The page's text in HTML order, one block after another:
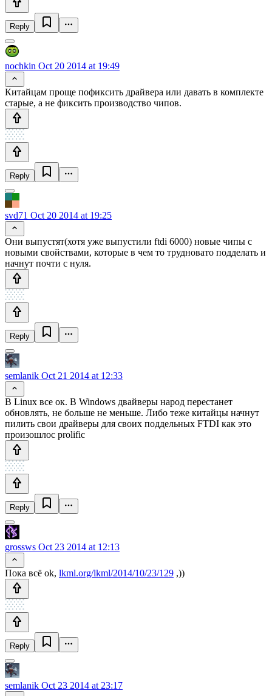
Reply
nochkin Oct 20 2014 at 19:49
Китайцам проще пофиксить драйвера или давать в комплекте
старые, а не фиксить производство чипов.
Reply
svd71 Oct 20 2014 at 19:25
Они выпустят(хотя уже выпустили ftdi 6000) новые чипы с
новыми свойствами, которые в чем то трудновато подделать и
начнут почти с нуля.
Reply
semlanik Oct 21 2014 at 12:33
В Linux все ок. В Windows двайверы народ перестанет
обновлять, не больше не меньше. Либо теже китайцы начнут
пилить свои драйверы для своих поддельных FTDI как это
произошлос prolific
Reply
grossws Oct 23 2014 at 12:13
Пока всё ok, lkml.org/lkml/2014/10/23/129 ,))
Reply
semlanik Oct 23 2014 at 23:17